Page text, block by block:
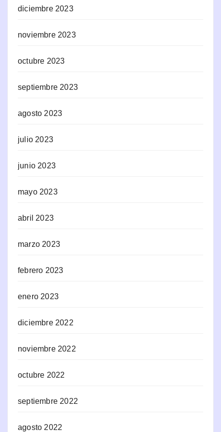
diciembre 2023
noviembre 2023
octubre 2023
septiembre 2023
agosto 2023
julio 2023
junio 2023
mayo 2023
abril 2023
marzo 2023
febrero 2023
enero 2023
diciembre 2022
noviembre 2022
octubre 2022
septiembre 2022
agosto 2022